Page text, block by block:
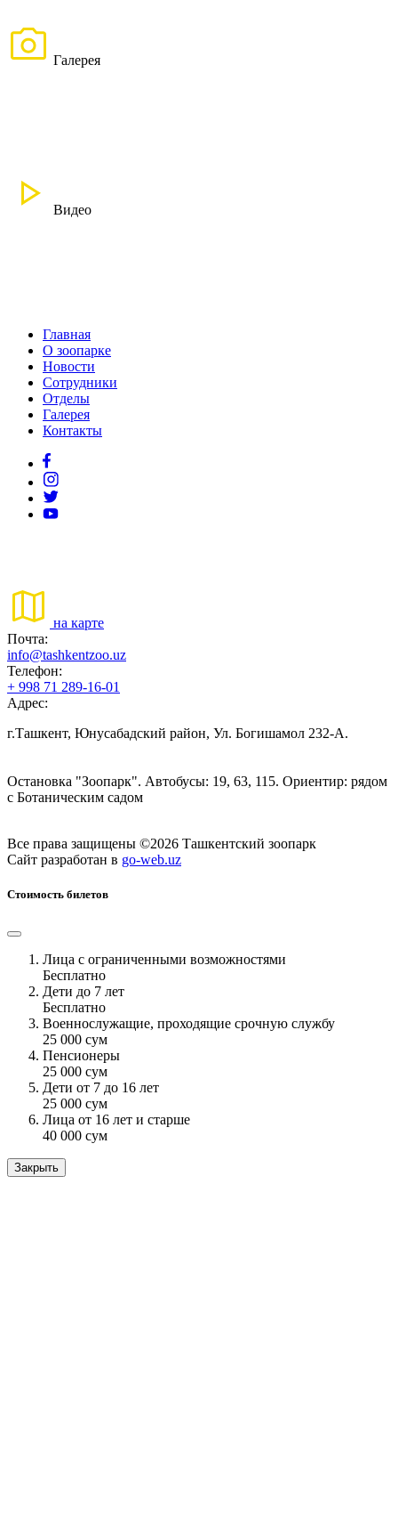
Галерея
Видео
Главная
О зоопарке
Новости
Сотрудники
Отделы
Галерея
Контакты
на карте
Почта:
info@tashkentzoo.uz
Телефон:
+ 998 71 289-16-01
Адрес:
г.Ташкент, Юнусабадский район, Ул. Богишамол 232-А.
Остановка "Зоопарк". Автобусы: 19, 63, 115. Ориентир: рядом
с Ботаническим садом
Все права защищены ©2026 Ташкентский зоопарк
Сайт разработан в go-web.uz
Стоимость билетов
Лица с ограниченными возможностями
Бесплатно
Дети до 7 лет
Бесплатно
Военнослужащие, проходящие срочную службу
25 000 сум
Пенсионеры
25 000 сум
Дети от 7 до 16 лет
25 000 сум
Лица от 16 лет и старше
40 000 сум
Закрыть